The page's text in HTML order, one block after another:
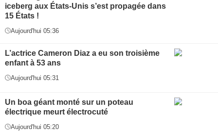
iceberg aux États-Unis s’est propagée dans
15 États !
Aujourd'hui 05:36
L’actrice Cameron Diaz a eu son troisième
enfant à 53 ans
Aujourd'hui 05:31
Un boa géant monté sur un poteau
électrique meurt électrocuté
Aujourd'hui 05:20